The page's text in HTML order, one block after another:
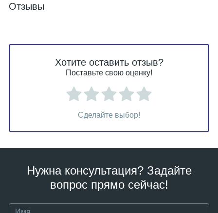
Отзывы
Хотите оставить отзыв?
Поставьте свою оценку!
Сделайте выбор!
Нужна консультация? Задайте
вопрос прямо сейчас!